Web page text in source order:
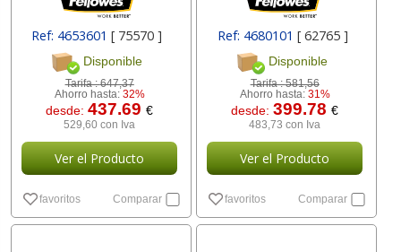
Ref: 4653601[ 75570 ]
Disponible
Tarifa :647,37
Ahorro hasta: 32%
desde:437.69€
529,60 con Iva
Ver el Producto
favoritos Comparar
Ref: 4680101 [ 62765 ]
Disponible
Tarifa :581,56
Ahorro hasta: 31%
desde:399.78€
483,73 con Iva
Ver el Producto
favoritos Comparar